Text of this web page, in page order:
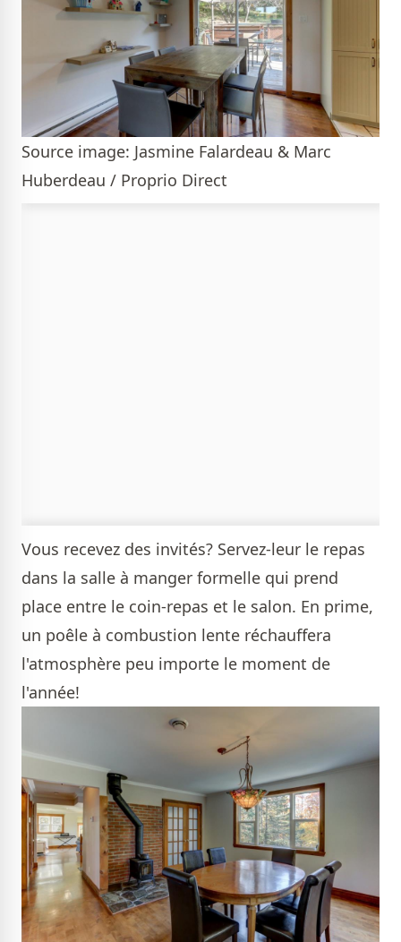
Source image: Jasmine Falardeau & Marc
Huberdeau / Proprio Direct
Vous recevez des invités? Servez-leur le repas
dans la salle à manger formelle qui prend
place entre le coin-repas et le salon. En prime,
un poêle à combustion lente réchauffera
l'atmosphère peu importe le moment de
l'année!